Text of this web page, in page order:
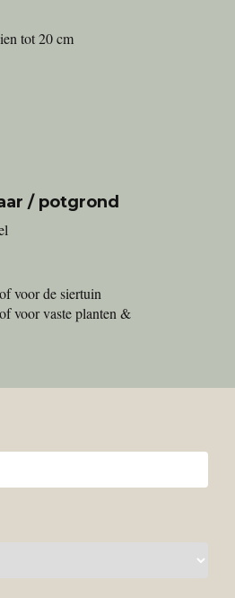
tot 20 cm
/ potgrond
voor de siertuin
voor vaste planten &